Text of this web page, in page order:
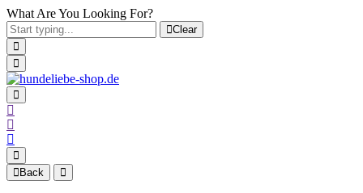
What Are You Looking For?
Clear
Back